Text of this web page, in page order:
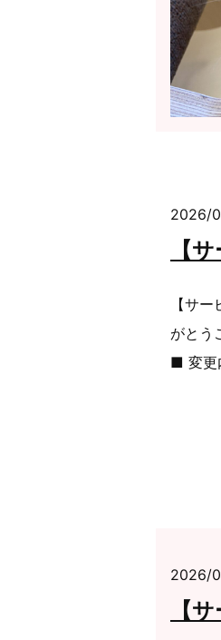
2026/
【
【サ
がとう
■ 変更
2026/
【